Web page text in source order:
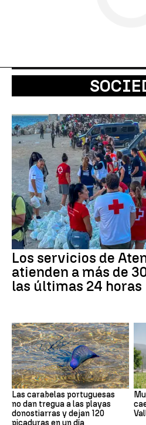
Los servicios de
atienden a más de
las últimas 24 horas
Las carabelas portuguesas
no dan tregua a las playas
donostiarras y dejan 120